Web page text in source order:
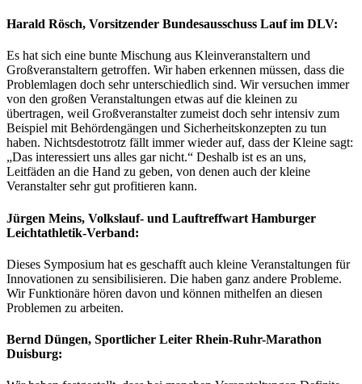
Harald Rösch, Vorsitzender Bundesausschuss Lauf im DLV:
Es hat sich eine bunte Mischung aus Kleinveranstaltern und
Großveranstaltern getroffen. Wir haben erkennen müssen, dass die
Problemlagen doch sehr unterschiedlich sind. Wir versuchen immer
von den großen Veranstaltungen etwas auf die kleinen zu
übertragen, weil Großveranstalter zumeist doch sehr intensiv zum
Beispiel mit Behördengängen und Sicherheitskonzepten zu tun
haben. Nichtsdestotrotz fällt immer wieder auf, dass der Kleine sagt:
„Das interessiert uns alles gar nicht.“ Deshalb ist es an uns,
Leitfäden an die Hand zu geben, von denen auch der kleine
Veranstalter sehr gut profitieren kann.
Jürgen Meins, Volkslauf‐ und Lauftreffwart Hamburger
Leichtathletik-Verband:
Dieses Symposium hat es geschafft auch kleine Veranstaltungen für
Innovationen zu sensibilisieren. Die haben ganz andere Probleme.
Wir Funktionäre hören davon und können mithelfen an diesen
Problemen zu arbeiten.
Bernd Düngen, Sportlicher Leiter Rhein-Ruhr-Marathon
Duisburg: